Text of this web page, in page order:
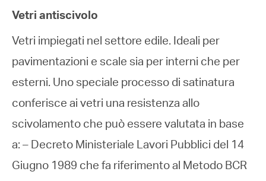
Vetri antiscivolo
Vetri impiegati nel settore edile. Ideali per
pavimentazioni e scale sia per interni che per
esterni. Uno speciale processo di satinatura
conferisce ai vetri una resistenza allo
scivolamento che può essere valutata in base
a: – Decreto Ministeriale Lavori Pubblici del 14
Giugno 1989 che fa riferimento al Metodo BCR